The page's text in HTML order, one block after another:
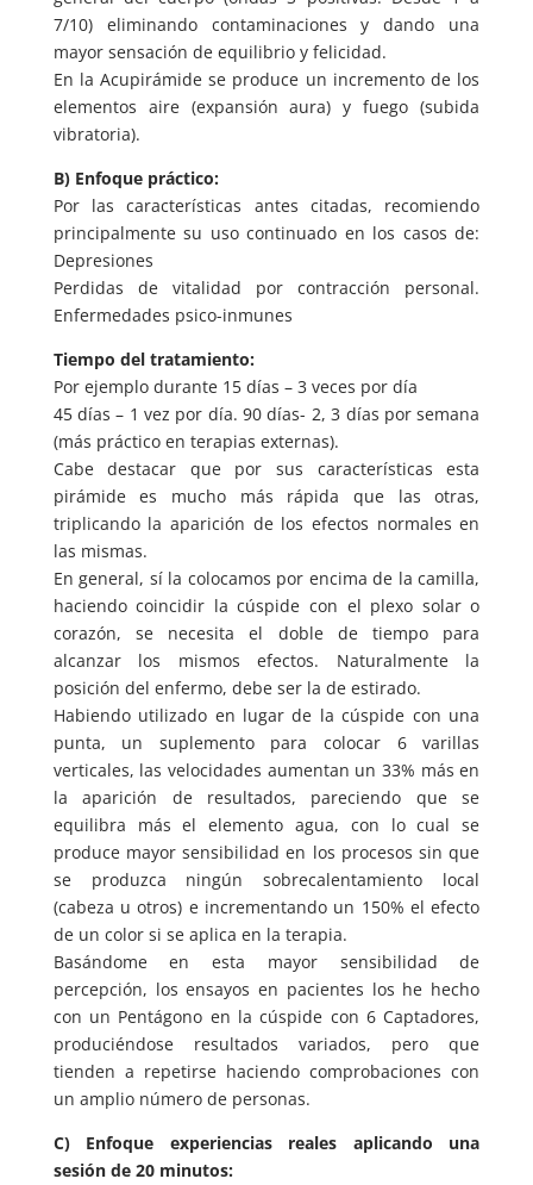
7/10) eliminando contaminaciones y dando una
mayor sensación de equilibrio y felicidad.
En la Acupirámide se produce un incremento de los
elementos aire (expansión aura) y fuego (subida
vibratoria).
B) Enfoque práctico:
Por las características antes citadas, recomiendo
principalmente su uso continuado en los casos de:
Depresiones
Perdidas de vitalidad por contracción personal.
Enfermedades psico-inmunes
Tiempo del tratamiento:
Por ejemplo durante 15 días – 3 veces por día
45 días – 1 vez por día. 90 días- 2, 3 días por semana
(más práctico en terapias externas).
Cabe destacar que por sus características esta
pirámide es mucho más rápida que las otras,
triplicando la aparición de los efectos normales en
las mismas.
En general, sí la colocamos por encima de la camilla,
haciendo coincidir la cúspide con el plexo solar o
corazón, se necesita el doble de tiempo para
alcanzar los mismos efectos. Naturalmente la
posición del enfermo, debe ser la de estirado.
Habiendo utilizado en lugar de la cúspide con una
punta, un suplemento para colocar 6 varillas
verticales, las velocidades aumentan un 33% más en
la aparición de resultados, pareciendo que se
equilibra más el elemento agua, con lo cual se
produce mayor sensibilidad en los procesos sin que
se produzca ningún sobrecalentamiento local
(cabeza u otros) e incrementando un 150% el efecto
de un color si se aplica en la terapia.
Basándome en esta mayor sensibilidad de
percepción, los ensayos en pacientes los he hecho
con un Pentágono en la cúspide con 6 Captadores,
produciéndose resultados variados, pero que
tienden a repetirse haciendo comprobaciones con
un amplio número de personas.
C) Enfoque experiencias reales aplicando una
sesión de 20 minutos: